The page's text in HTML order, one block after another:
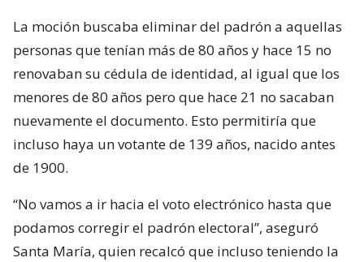
La moción buscaba eliminar del padrón a aquellas
personas que tenían más de 80 años y hace 15 no
renovaban su cédula de identidad, al igual que los
menores de 80 años pero que hace 21 no sacaban
nuevamente el documento. Esto permitiría que
incluso haya un votante de 139 años, nacido antes
de 1900.
“No vamos a ir hacia el voto electrónico hasta que
podamos corregir el padrón electoral”, aseguró
Santa María, quien recalcó que incluso teniendo la